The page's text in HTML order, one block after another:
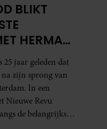
BLIKT
HERMAN
LOLA
25 jaar geleden dat
zijn sprong van
In een
Nieuwe Revu
de belangrijkste